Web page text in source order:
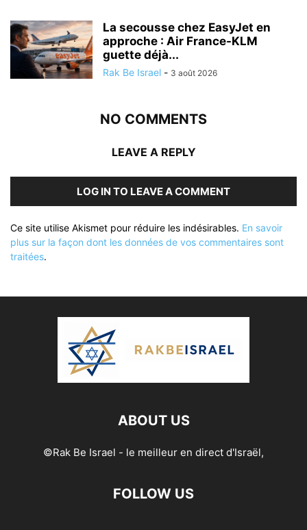
La secousse chez EasyJet en
approche : Air France-KLM
guette déjà...
Rak Be Israel - 3 août 2026
NO COMMENTS
LEAVE A REPLY
LOG IN TO LEAVE A COMMENT
Ce site utilise Akismet pour réduire les indésirables. En savoir
plus sur la façon dont les données de vos commentaires sont
traitées.
ABOUT US
©Rak Be Israel - le meilleur en direct d'Israël,
FOLLOW US